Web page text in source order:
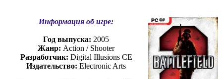
Информация об игре:
Год выпуска: 2005
Жанр: Action / Shooter
Разработчик: Digital Illusions CE
Издательство: Electronic Arts